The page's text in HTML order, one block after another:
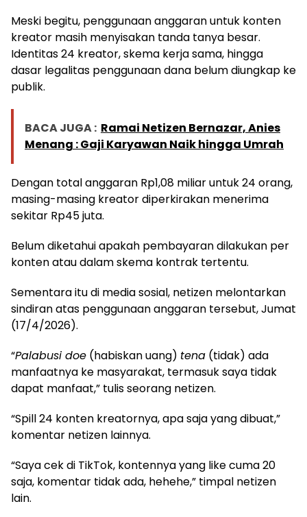
Meski begitu, penggunaan anggaran untuk konten
kreator masih menyisakan tanda tanya besar.
Identitas 24 kreator, skema kerja sama, hingga
dasar legalitas penggunaan dana belum diungkap ke
publik.
BACA JUGA : Ramai Netizen Bernazar, Anies
Menang : Gaji Karyawan Naik hingga Umrah
Dengan total anggaran Rp1,08 miliar untuk 24 orang,
masing-masing kreator diperkirakan menerima
sekitar Rp45 juta.
Belum diketahui apakah pembayaran dilakukan per
konten atau dalam skema kontrak tertentu.
Sementara itu di media sosial, netizen melontarkan
sindiran atas penggunaan anggaran tersebut, Jumat
(17/4/2026).
“Palabusi doe (habiskan uang) tena (tidak) ada
manfaatnya ke masyarakat, termasuk saya tidak
dapat manfaat,” tulis seorang netizen.
“Spill 24 konten kreatornya, apa saja yang dibuat,”
komentar netizen lainnya.
“Saya cek di TikTok, kontennya yang like cuma 20
saja, komentar tidak ada, hehehe,” timpal netizen
lain.